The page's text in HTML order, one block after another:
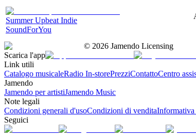
Summer Upbeat Indie
SoundForYou
© 2026 Jamendo Licensing
Scarica l'app
Link utili
Catalogo musicaleRadio In-storePrezziContattoCentro
Jamendo
Jamendo per artistiJamendo Music
Note legali
Condizioni generali d'usoCondizioni di vendita
Seguici